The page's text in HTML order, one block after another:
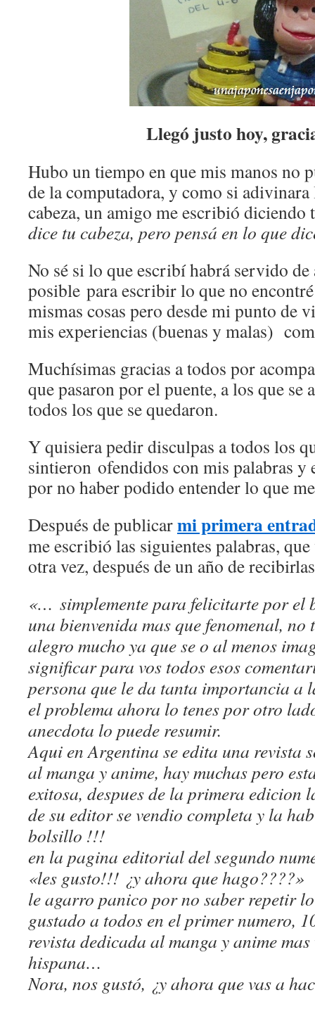
Llegó justo hoy,
Hubo un tiempo en que mis manos no
de la computadora, y como si
cabeza, un amigo me escribió diciendo
dice tu cabeza, pero pensá en lo que
No sé si lo que escribí habrá servido
posible para escribir lo que no
mismas cosas pero desde mi punto de
mis experiencias (buenas y malas)
Muchísimas gracias a todos por
que pasaron por el puente, a los que se
todos los que se quedaron.
Y quisiera pedir disculpas a todos los
sintieron ofendidos con mis palabras y
por no haber podido entender lo que
Después de publicarmi primera
me escribió las siguientes palabras,
otra vez, después de un año de
«… simplemente para felicitarte por el
una bienvenida mas que fenomenal, no
alegro mucho ya que se o al menos
significar para vos todos esos
persona que le da tanta importancia a
el problema ahora lo tenes por otro
anecdota lo puede resumir.
Aqui en Argentina se edita una revista
al manga y anime, hay muchas pero
exitosa, despues de la primera edicion
de su editor se vendio completa y la
bolsillo !!!
en la pagina editorial del segundo
«les gusto!!! ¿y ahora que hago????»
le agarro panico por no saber repetir
gustado a todos en el primer numero,
revista dedicada al manga y anime
hispana…
Nora, nos gustó, ¿y ahora que vas a